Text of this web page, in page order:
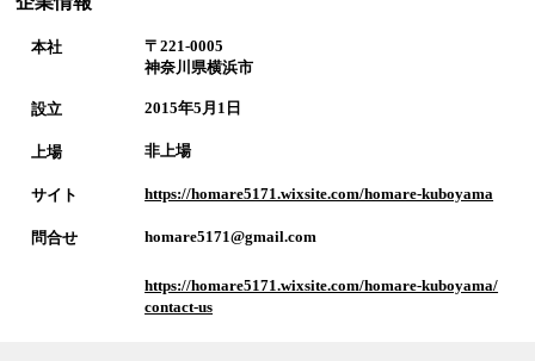
本社
〒221-0005
神奈川県横浜市
設立 2015年5月1日
上場 非上場
サイト https://homare5171.wixsite.com/homare-kuboyama
問合せ homare5171@gmail.com
https://homare5171.wixsite.com/homare-kuboyama/
contact-us